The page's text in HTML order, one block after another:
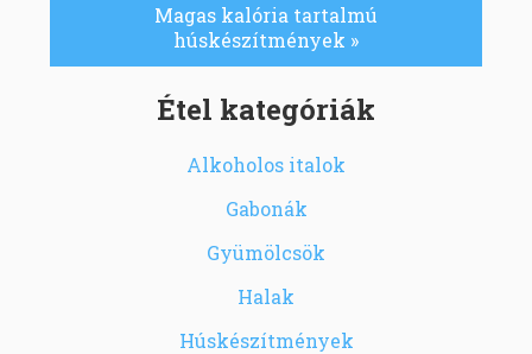
Magas kalória tartalmú
húskészítmények »
Étel kategóriák
Alkoholos italok
Gabonák
Gyümölcsök
Halak
Húskészítmények